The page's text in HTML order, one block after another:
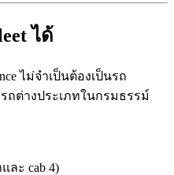
ได้
ไม่จำเป็นต้องเป็นรถ
ถต่างประเภทในกรมธรรม์
ละ cab 4)